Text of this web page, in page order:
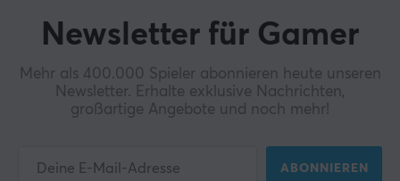
Newsletter für Gamer
Mehr als 400.000 Spieler abonnieren heute unseren
Newsletter. Erhalte exklusive Nachrichten,
großartige Angebote und noch mehr!
ABONNIEREN